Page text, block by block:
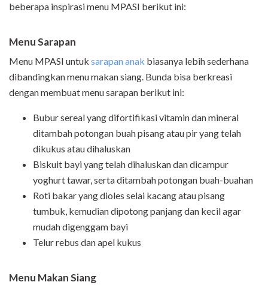
beberapa inspirasi menu MPASI berikut ini:
Menu Sarapan
Menu MPASI untuk sarapan anak biasanya lebih sederhana
dibandingkan menu makan siang. Bunda bisa berkreasi
dengan membuat menu sarapan berikut ini:
Bubur sereal yang difortifikasi vitamin dan mineral
ditambah potongan buah pisang atau pir yang telah
dikukus atau dihaluskan
Biskuit bayi yang telah dihaluskan dan dicampur
yoghurt tawar, serta ditambah potongan buah-buahan
Roti bakar yang dioles selai kacang atau pisang
tumbuk, kemudian dipotong panjang dan kecil agar
mudah digenggam bayi
Telur rebus dan apel kukus
Menu Makan Siang